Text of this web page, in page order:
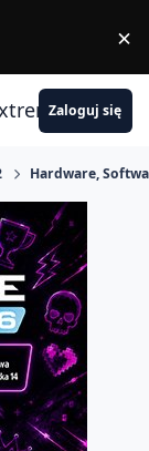
×
Zaloguj się
Hardware,